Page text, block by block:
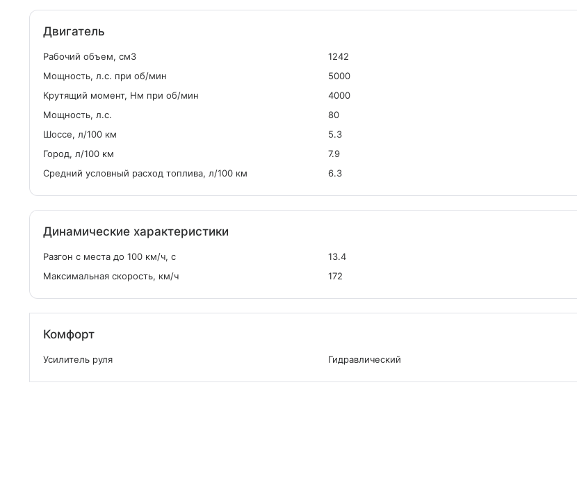
Двигатель
Рабочий объем, см3
1242
Мощность, л.с. при об/мин
5000
Крутящий момент, Нм при об/мин
4000
Мощность, л.с.
80
Шоссе, л/100 км
5.3
Город, л/100 км
7.9
Средний условный расход топлива, л/100 км
6.3
Динамические характеристики
Разгон с места до 100 км/ч, с
13.4
Максимальная скорость, км/ч
172
Комфорт
Усилитель руля Гидравлический